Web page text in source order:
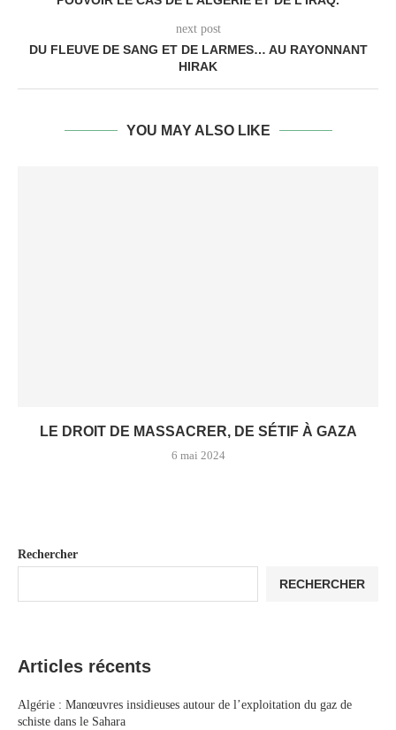
next post
DU FLEUVE DE SANG ET DE LARMES… AU RAYONNANT
HIRAK
YOU MAY ALSO LIKE
LE DROIT DE MASSACRER, DE SÉTIF À GAZA
6 mai 2024
Rechercher
RECHERCHER
Articles récents
Algérie : Manœuvres insidieuses autour de l’exploitation du gaz de
schiste dans le Sahara